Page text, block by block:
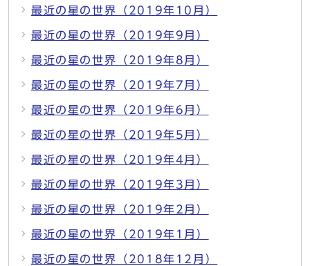
最近の星の世界（2019年10月）
最近の星の世界（2019年9月）
最近の星の世界（2019年8月）
最近の星の世界（2019年7月）
最近の星の世界（2019年6月）
最近の星の世界（2019年5月）
最近の星の世界（2019年4月）
最近の星の世界（2019年3月）
最近の星の世界（2019年2月）
最近の星の世界（2019年1月）
最近の星の世界（2018年12月）